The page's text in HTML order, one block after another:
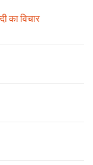
का विचार